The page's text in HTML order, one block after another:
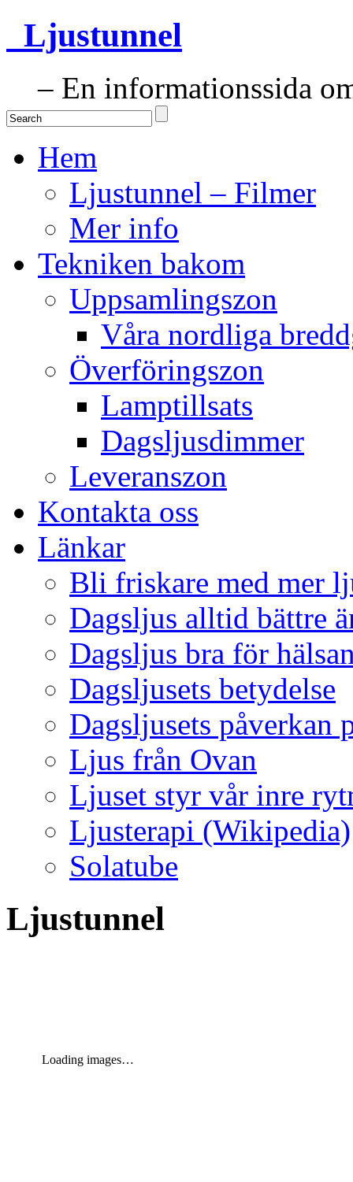
Ljustunnel
– En informationssida
Hem
Ljustunnel – Filmer
Mer info
Tekniken bakom
Uppsamlingszon
Våra nordliga
Överföringszon
Lamptillsats
Dagsljusdimmer
Leveranszon
Kontakta oss
Länkar
Bli friskare med mer
Dagsljus alltid bättre
Dagsljus bra för
Dagsljusets betydelse
Dagsljusets påverkan
Ljus från Ovan
Ljuset styr vår inre
Ljusterapi (Wikipedia)
Solatube
Ljustunnel
Loading images…